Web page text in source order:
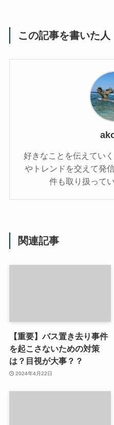
この記事を書いた人
好きなことを伝えてい
やトレンドを交えて発
件も取り扱って
関連記事
【重要】バス置き去り事件
を起こさないための対策
は？目視が大事？？
2024年4月22日